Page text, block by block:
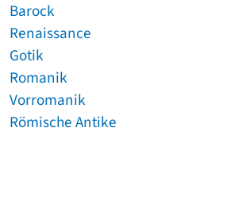
Barock
Renaissance
Gotik
Romanik
Vorromanik
Römische Antike